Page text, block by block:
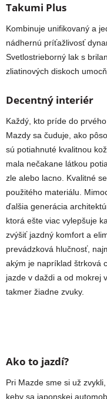
Takumi Plus
Kombinuje unifikovaný a
nádhernú príťažlivosť
Svetlostrieborný lak s
zliatinových diskoch
Decentný interiér
Každý, kto príde do
Mazdy sa čuduje, ako
sú potiahnuté kvalitnou
mala nečakane látkou
zle alebo lacno. Kvalitné
použitého materiálu.
ďalšia generácia
ktorá ešte viac vylepšuje
zvýšiť jazdný komfort a
prevádzková hlučnosť,
akým je napríklad štrková
jazde v daždi a od mokrej
takmer žiadne zvuky.
Ako to jazdí?
Pri Mazde sme si už
keby sa japonskej